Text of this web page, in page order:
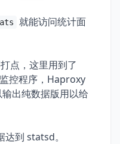
就能访问统计面
点，这里用到了
控程序，Haproxy
出纯数据版用以给
到 statsd。